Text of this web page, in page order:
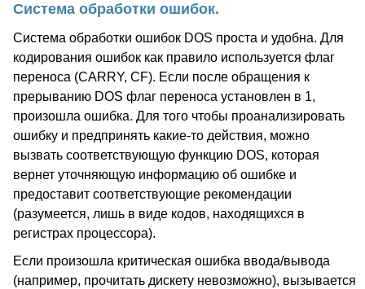
Система обработки ошибок.
Система обработки ошибок DOS проста и удобна. Для
кодирования ошибок как правило используется флаг
переноса (CARRY, CF). Если после обращения к
прерыванию DOS флаг переноса установлен в 1,
произошла ошибка. Для того чтобы проанализировать
ошибку и предпринять какие-то действия, можно
вызвать соответствующую функцию DOS, которая
вернет уточняющую информацию об ошибке и
предоставит соответствующие рекомендации
(разумеется, лишь в виде кодов, находящихся в
регистрах процессора).
Если произошла критическая ошибка ввода/вывода
(например, прочитать дискету невозможно), вызывается